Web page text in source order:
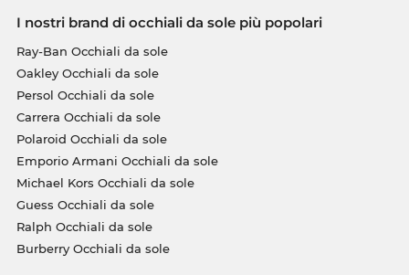
I nostri brand di occhiali da sole più popolari
Ray-Ban Occhiali da sole
Oakley Occhiali da sole
Persol Occhiali da sole
Carrera Occhiali da sole
Polaroid Occhiali da sole
Emporio Armani Occhiali da sole
Michael Kors Occhiali da sole
Guess Occhiali da sole
Ralph Occhiali da sole
Burberry Occhiali da sole